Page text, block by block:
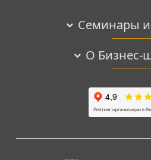
Семинары и
О Бизнес-